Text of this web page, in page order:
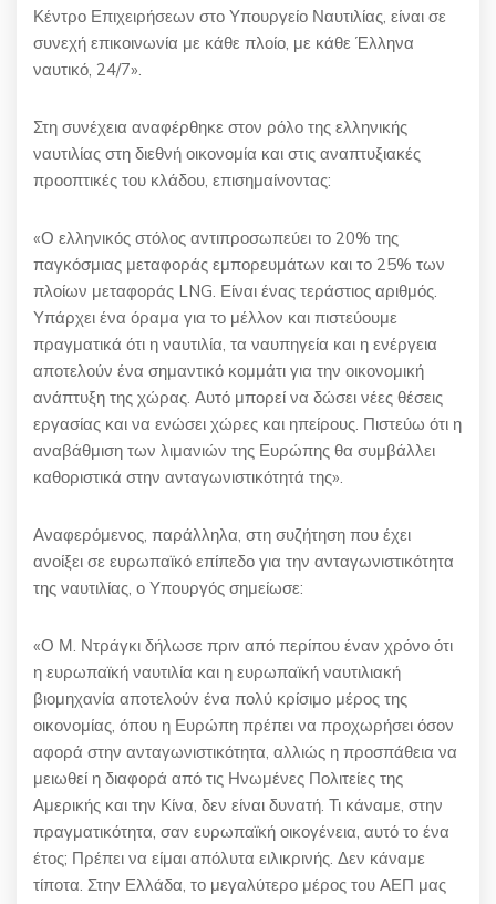
Κέντρο Επιχειρήσεων στο Υπουργείο Ναυτιλίας, είναι σε
συνεχή επικοινωνία με κάθε πλοίο, με κάθε Έλληνα
ναυτικό, 24/7».
Στη συνέχεια αναφέρθηκε στον ρόλο της ελληνικής
ναυτιλίας στη διεθνή οικονομία και στις αναπτυξιακές
προοπτικές του κλάδου, επισημαίνοντας:
«Ο ελληνικός στόλος αντιπροσωπεύει το 20% της
παγκόσμιας μεταφοράς εμπορευμάτων και το 25% των
πλοίων μεταφοράς LNG. Είναι ένας τεράστιος αριθμός.
Υπάρχει ένα όραμα για το μέλλον και πιστεύουμε
πραγματικά ότι η ναυτιλία, τα ναυπηγεία και η ενέργεια
αποτελούν ένα σημαντικό κομμάτι για την οικονομική
ανάπτυξη της χώρας. Αυτό μπορεί να δώσει νέες θέσεις
εργασίας και να ενώσει χώρες και ηπείρους. Πιστεύω ότι η
αναβάθμιση των λιμανιών της Ευρώπης θα συμβάλλει
καθοριστικά στην ανταγωνιστικότητά της».
Αναφερόμενος, παράλληλα, στη συζήτηση που έχει
ανοίξει σε ευρωπαϊκό επίπεδο για την ανταγωνιστικότητα
της ναυτιλίας, ο Υπουργός σημείωσε:
«Ο Μ. Ντράγκι δήλωσε πριν από περίπου έναν χρόνο ότι
η ευρωπαϊκή ναυτιλία και η ευρωπαϊκή ναυτιλιακή
βιομηχανία αποτελούν ένα πολύ κρίσιμο μέρος της
οικονομίας, όπου η Ευρώπη πρέπει να προχωρήσει όσον
αφορά στην ανταγωνιστικότητα, αλλιώς η προσπάθεια να
μειωθεί η διαφορά από τις Ηνωμένες Πολιτείες της
Αμερικής και την Κίνα, δεν είναι δυνατή. Τι κάναμε, στην
πραγματικότητα, σαν ευρωπαϊκή οικογένεια, αυτό το ένα
έτος; Πρέπει να είμαι απόλυτα ειλικρινής. Δεν κάναμε
τίποτα. Στην Ελλάδα, το μεγαλύτερο μέρος του ΑΕΠ μας